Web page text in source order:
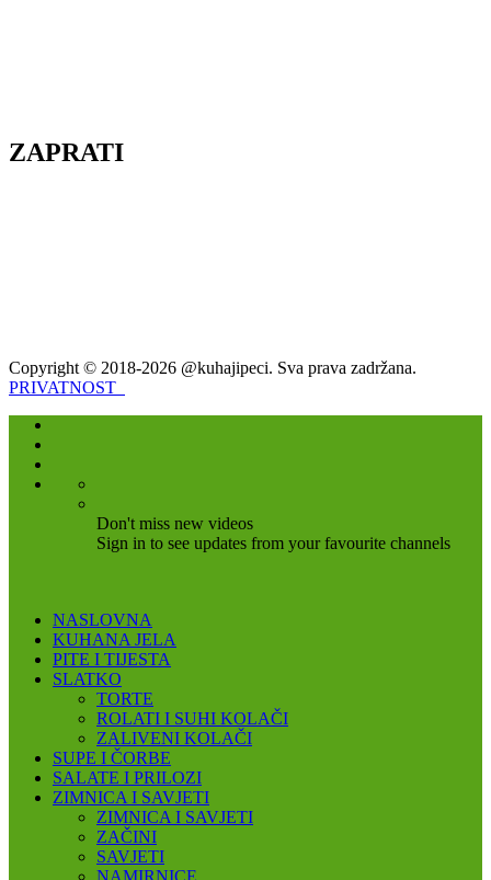
ZAPRATI
Copyright © 2018-2026 @kuhajipeci. Sva prava zadržana.
PRIVATNOST
Don't miss new videos
Sign in to see updates from your favourite channels
NASLOVNA
KUHANA JELA
PITE I TIJESTA
SLATKO
TORTE
ROLATI I SUHI KOLAČI
ZALIVENI KOLAČI
SUPE I ČORBE
SALATE I PRILOZI
ZIMNICA I SAVJETI
ZIMNICA I SAVJETI
ZAČINI
SAVJETI
NAMIRNICE